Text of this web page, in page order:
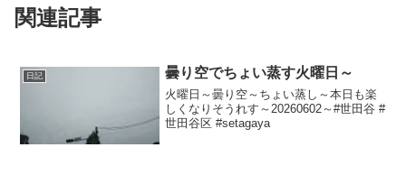
関連記事
日記 曇り空でちょい蒸す火曜日～
火曜日～曇り空～ちょい蒸し～本日も楽
しくなりそうれす～20260602～#世田谷 #
世田谷区 #setagaya